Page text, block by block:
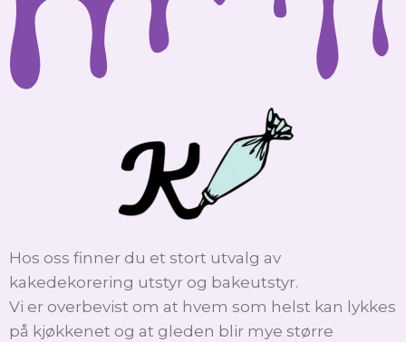
Hos oss finner du et stort utvalg av
kakedekorering utstyr og bakeutstyr.
Vi er overbevist om at hvem som helst kan lykkes
på kjøkkenet og at gleden blir mye større